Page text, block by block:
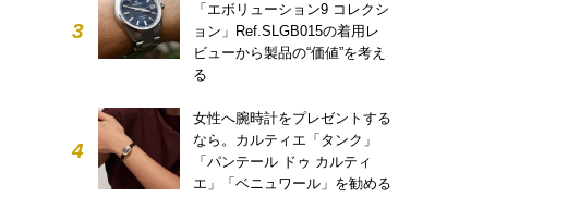
3
「エボリューション9 コレクシ
ョン」Ref.SLGB015の着用レ
ビューから製品の“価値”を考え
る
4
女性へ腕時計をプレゼントする
なら。カルティエ「タンク」
「パンテール ドゥ カルティ
エ」「ベニュワール」を勧める